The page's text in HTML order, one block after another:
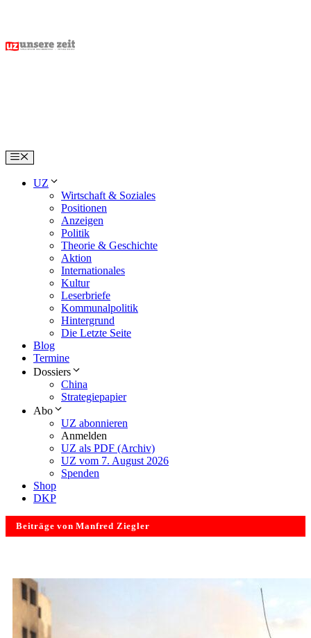
content
Menu
UZ
Wirtschaft & Soziales
Positionen
Anzeigen
Politik
Theorie & Geschichte
Aktion
Internationales
Kultur
Leserbriefe
Kommunalpolitik
Hintergrund
Die Letzte Seite
Blog
Termine
Dossiers
China
Strategiepapier
Abo
UZ abonnieren
Anmelden
UZ als PDF (Archiv)
UZ vom 7. August 2026
Spenden
Shop
DKP
Beiträge von Manfred Ziegler